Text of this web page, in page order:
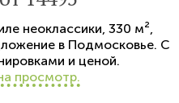
неоклассики, 330 м²,
в Подмосковье. С
и ценой.
просмотр.